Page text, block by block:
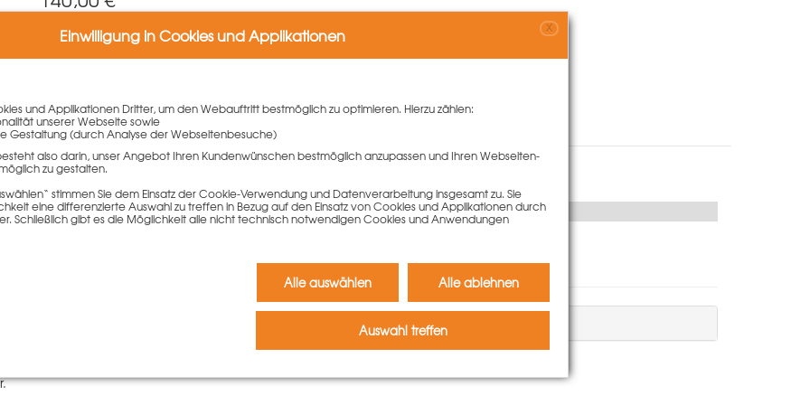
In den Warenkorb
Einwilligung in Cookies und Applikationen X
und Applikationen Dritter, um den Webauftritt bestmöglich zu optimieren. Hierzu zählen:
unserer Webseite sowie
Gestaltung (durch Analyse der Webseitenbesuche)
also darin, unser Angebot Ihren Kundenwünschen bestmöglich anzupassen und Ihren Webseiten-
zu gestalten.
stimmen Sie dem Einsatz der Cookie-Verwendung und Datenverarbeitung insgesamt zu. Sie
eine differenzierte Auswahl zu treffen in Bezug auf den Einsatz von Cookies und Applikationen durch
Schließlich gibt es die Möglichkeit alle nicht technisch notwendigen Cookies und Anwendungen
Alle auswählen Alle ablehnen
Auswahl treffen